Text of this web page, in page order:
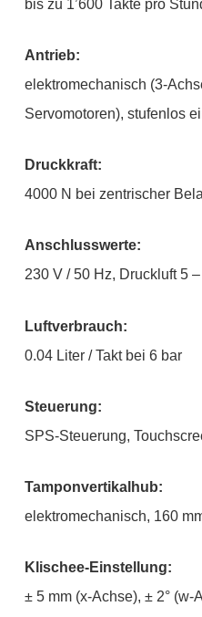
bis zu 1’600 Takte pro
Antrieb:
elektromechanisch (3-
Servomotoren), stufenlos
Druckkraft:
4000 N bei zentrischer
Anschlusswerte:
230 V / 50 Hz, Druckluft 5
Luftverbrauch:
0.04 Liter / Takt bei 6 bar
Steuerung:
SPS-Steuerung,
Tamponvertikalhub:
elektromechanisch, 160
Klischee-Einstellung:
± 5 mm (x-Achse), ± 2° (w-